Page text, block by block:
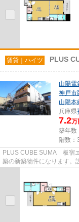
賃貸｜ハイツ PLUS
山陽電
神戸市
山陽本
兵庫県
7.2万
築年数
階数：
PLUS CUBE SUMA 板
築の新築物件になります。